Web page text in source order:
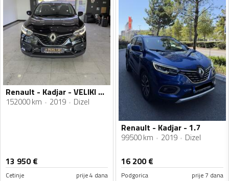
Renault - Kadjar - VELIKI SERVIS/AUTOMATIK
152000 km 2019 Dizel
13 950€
Cetinje prije 4 dana
Renault - Kadjar - 1.7
99500 km 2019 Dizel
16 200€
Podgorica prije 7 dana